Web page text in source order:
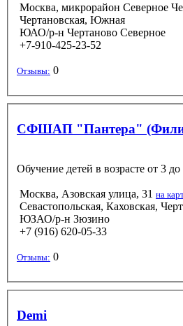
Москва, микрорайон Северное
Чертановская, Южная
ЮАО/р-н Чертаново Северное
+7-910-425-23-52
Отзывы: 0
СФШАП "Пантера"
Обучение детей в возрасте от 3
Москва, Азовская улица, 31 на
Севастопольская, Каховская,
ЮЗАО/р-н Зюзино
+7 (916) 620-05-33
Отзывы: 0
Demi